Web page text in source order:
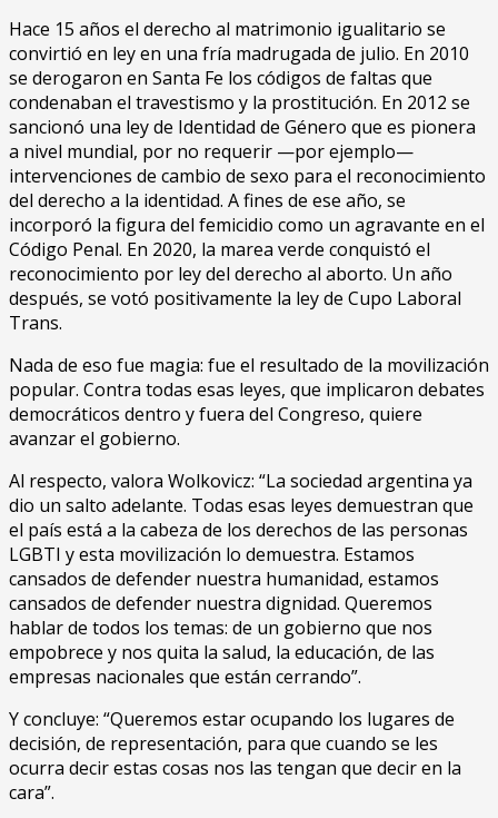
Hace 15 años el derecho al matrimonio igualitario se
convirtió en ley en una fría madrugada de julio. En 2010
se derogaron en Santa Fe los códigos de faltas que
condenaban el travestismo y la prostitución. En 2012 se
sancionó una ley de Identidad de Género que es pionera
a nivel mundial, por no requerir —por ejemplo—
intervenciones de cambio de sexo para el reconocimiento
del derecho a la identidad. A fines de ese año, se
incorporó la figura del femicidio como un agravante en el
Código Penal. En 2020, la marea verde conquistó el
reconocimiento por ley del derecho al aborto. Un año
después, se votó positivamente la ley de Cupo Laboral
Trans.
Nada de eso fue magia: fue el resultado de la movilización
popular. Contra todas esas leyes, que implicaron debates
democráticos dentro y fuera del Congreso, quiere
avanzar el gobierno.
Al respecto, valora Wolkovicz: “La sociedad argentina ya
dio un salto adelante. Todas esas leyes demuestran que
el país está a la cabeza de los derechos de las personas
LGBTI y esta movilización lo demuestra. Estamos
cansados de defender nuestra humanidad, estamos
cansados de defender nuestra dignidad. Queremos
hablar de todos los temas: de un gobierno que nos
empobrece y nos quita la salud, la educación, de las
empresas nacionales que están cerrando”.
Y concluye: “Queremos estar ocupando los lugares de
decisión, de representación, para que cuando se les
ocurra decir estas cosas nos las tengan que decir en la
cara”.